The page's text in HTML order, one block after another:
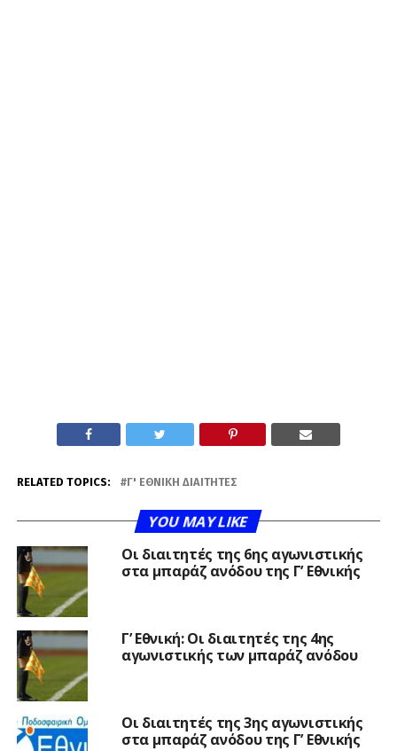
RELATED TOPICS: Γ' ΕΘΝΙΚΉ ΔΙΑΙΤΗΤΈΣ
YOU MAY LIKE
Οι διαιτητές της 6ης αγωνιστικής
στα μπαράζ ανόδου της Γ’ Εθνικής
Γ’ Εθνική: Οι διαιτητές της 4ης
αγωνιστικής των μπαράζ ανόδου
Οι διαιτητές της 3ης αγωνιστικής
στα μπαράζ ανόδου της Γ’ Εθνικής